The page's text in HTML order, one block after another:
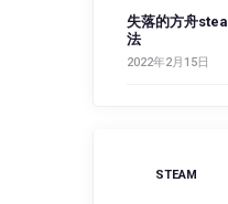
失落的方舟
法
2022年2月15日
STEAM